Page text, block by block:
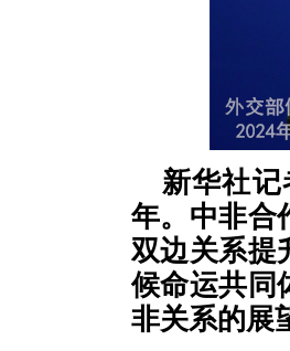
新华社
年。中非合
双边关系提
候命运共同
非关系的展